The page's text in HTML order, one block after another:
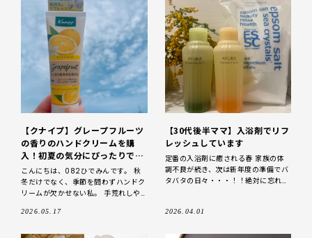
【クナイプ】グレープフルーツ
の香りのハンドクリームを購
入！初夏の気分にぴったりです
♪
こんにちは、082ひでみんです。 秋
冬だけでなく、季節を問わずハンドク
リームが欠かせない私。 手荒れしや
も、ついハンドクリームを置いてしま
2026.05.17
【30代後半ママ】入浴剤でリフ
レッシュしています
定番の入浴剤に癒される春 家族の体
調不良が続き、次は新年度の準備でバ
タバタの日々・・・！！絶対に忘れて
らもう４月？！信じられ
2026.04.01